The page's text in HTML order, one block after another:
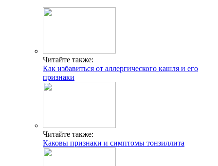
Читайте также:
Как избавиться от аллергического кашля и его
признаки
Читайте также:
Каковы признаки и симптомы тонзиллита